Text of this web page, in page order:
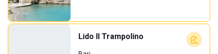
Lido Il Trampolino